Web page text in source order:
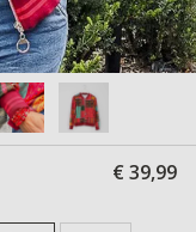
€ 39,99